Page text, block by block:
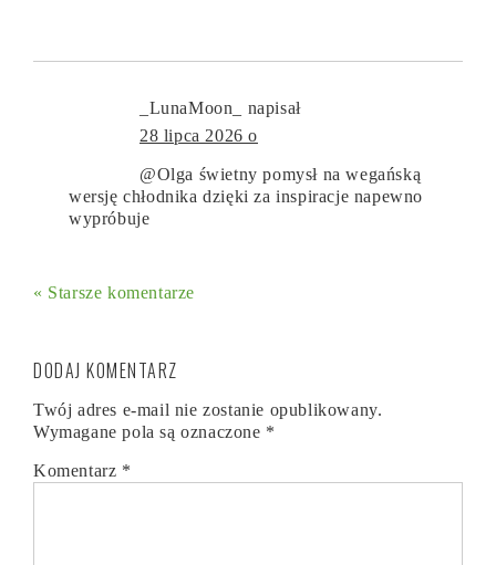
_LunaMoon_
napisał
28 lipca 2026 o
@Olga świetny pomysł na wegańską
wersję chłodnika dzięki za inspiracje napewno
wypróbuje
« Starsze komentarze
DODAJ KOMENTARZ
Twój adres e-mail nie zostanie opublikowany.
Wymagane pola są oznaczone *
Komentarz *